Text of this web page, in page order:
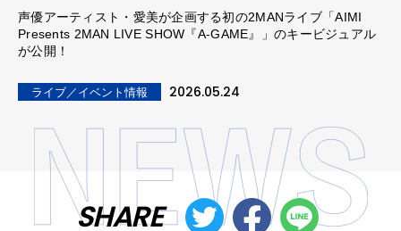
声優アーティスト・愛美が企画する初の2MANライブ「AIMI
Presents 2MAN LIVE SHOW『A-GAME』」のキービジュアル
が公開！
ライブ／イベント情報 2026.05.24
SHARE